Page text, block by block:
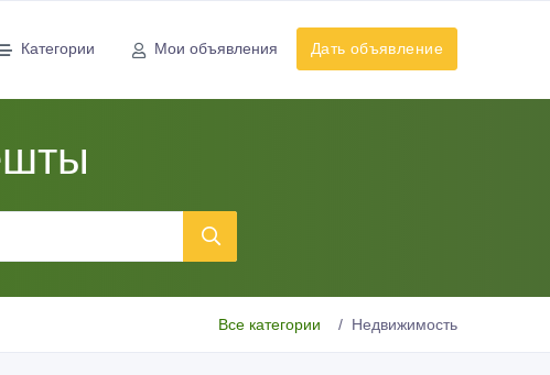
Категории Мои объявления Дать объявление
Все категории Недвижимость